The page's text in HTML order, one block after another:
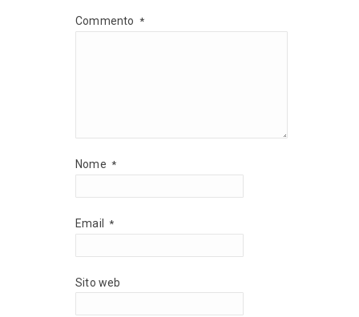
Commento *
Nome *
Email *
Sito web